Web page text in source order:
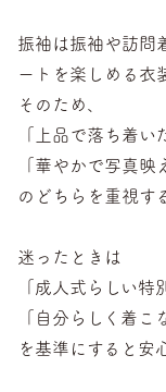
振袖は振袖や訪問
ートを楽しめる衣
そのため、
「上品で落ち着い
「華やかで写真映
のどちらを重視す
迷ったときは
「成人式らしい特
「自分らしく着こ
を基準にすると安